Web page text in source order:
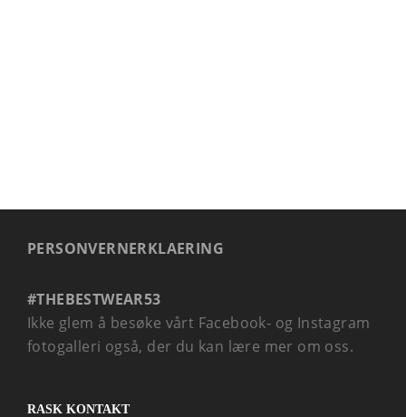
PERSONVERNERKLAERING
#THEBESTWEAR53
Ikke glem å besøke vårt Facebook- og Instagram
fotogalleri også, der du kan lære mer om oss.
RASK KONTAKT